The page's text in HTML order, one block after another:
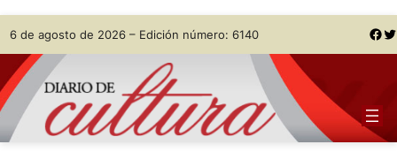
Saltar
al
contenido
Skip
to
content
6 de agosto de 2026 – Edición número: 6140 Facebook Twitter